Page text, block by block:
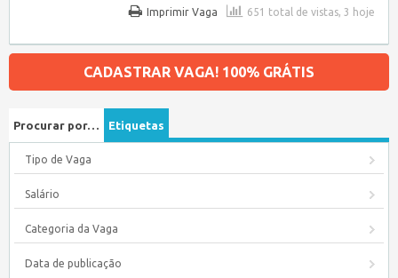
651 total de vistas, 3 hoje
Imprimir Vaga
CADASTRAR VAGA! 100% GRÁTIS
Procurar por… Etiquetas
Tipo de Vaga
Salário
Categoria da Vaga
Data de publicação